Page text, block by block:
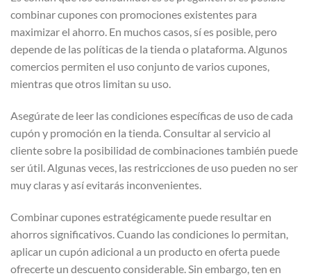
combinar cupones con promociones existentes para
maximizar el ahorro. En muchos casos, sí es posible, pero
depende de las políticas de la tienda o plataforma. Algunos
comercios permiten el uso conjunto de varios cupones,
mientras que otros limitan su uso.
Asegúrate de leer las condiciones específicas de uso de cada
cupón y promoción en la tienda. Consultar al servicio al
cliente sobre la posibilidad de combinaciones también puede
ser útil. Algunas veces, las restricciones de uso pueden no ser
muy claras y así evitarás inconvenientes.
Combinar cupones estratégicamente puede resultar en
ahorros significativos. Cuando las condiciones lo permitan,
aplicar un cupón adicional a un producto en oferta puede
ofrecerte un descuento considerable. Sin embargo, ten en